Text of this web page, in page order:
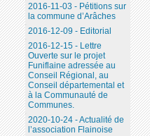
2016-11-03 - Pétitions sur
la commune d’Arâches
2016-12-09 - Editorial
2016-12-15 - Lettre
Ouverte sur le projet
Funiflaine adressée au
Conseil Régional, au
Conseil départemental et
à la Communauté de
Communes.
2020-10-24 - Actualité de
l’association Flainoise